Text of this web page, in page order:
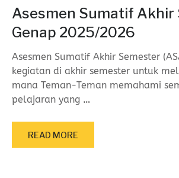
Asesmen Sumatif Akhir
Genap 2025/2026
Asesmen Sumatif Akhir Semester
kegiatan di akhir semester untuk
mana Teman-Teman memahami
pelajaran yang …
READ MORE